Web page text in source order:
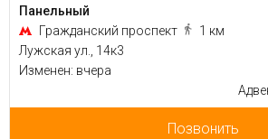
Панельный
Гражданский проспект
1 км
Лужская ул., 14к3
Изменен: вчера
Позвонить